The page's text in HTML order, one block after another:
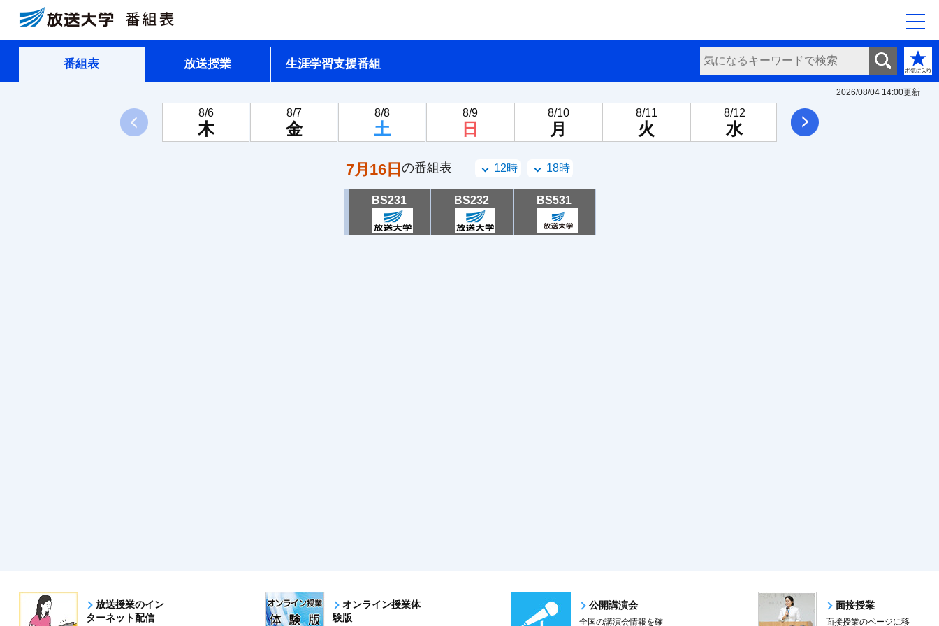
番組表 放送授業 生涯学習支援番組
2026/08/04 14:00更新
8/6
木
8/7
金
8/8
土
8/9
日
8/10
月
8/11
火
8/12
水
8/13
木次へ
7月16日の番組表 12時 18時
BS231 BS232 BS531
放送授業のイン
ターネット配信
オンライン授業体
験版
公開講演会
全国の講演会情報を確
面接授業
面接授業のページに移